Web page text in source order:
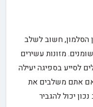
הסלמון, חשוב לשלב
מזונות עשירים
לסייע בספיגה יעילה
אתם משלבים את
יכול להגביר